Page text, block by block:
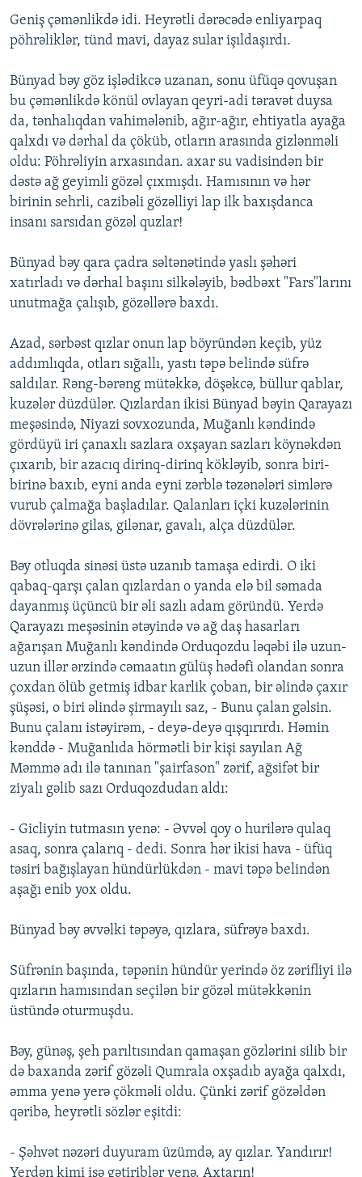
Geniş çəmənlikdə idi. Heyrətli dərəcədə enliyarpaq
pöhrəliklər, tünd mavi, dayaz sular işıldaşırdı.
Bünyad bəy göz işlədikcə uzanan, sonu üfüqə qovuşan
bu çəmənlikdə könül ovlayan qeyri-adi təravət duysa
da, tənhalıqdan vahimələnib, ağır-ağır, ehtiyatla ayağa
qalxdı və dərhal da çöküb, otların arasında gizlənməli
oldu: Pöhrəliyin arxasından. axar su vadisindən bir
dəstə ağ geyimli gözəl çıxmışdı. Hamısının və hər
birinin sehrli, cazibəli gözəlliyi lap ilk baxışdanca
insanı sarsıdan gözəl quzlar!
Bünyad bəy qara çadra səltənətində yaslı şəhəri
xatırladı və dərhal başını silkələyib, bədbəxt "Fars"larını
unutmağa çalışıb, gözəllərə baxdı.
Azad, sərbəst qızlar onun lap böyründən keçib, yüz
addımlıqda, otları sığallı, yastı təpə belində süfrə
saldılar. Rəng-bərəng mütəkkə, döşəkcə, büllur qablar,
kuzələr düzdülər. Qızlardan ikisi Bünyad bəyin Qarayazı
meşəsində, Niyazi sovxozunda, Muğanlı kəndində
gördüyü iri çanaxlı sazlara oxşayan sazları köynəkdən
çıxarıb, bir azacıq dirinq-dirinq kökləyib, sonra biri-
birinə baxıb, eyni anda eyni zərblə təzənələri simlərə
vurub çalmağa başladılar. Qalanları içki kuzələrinin
dövrələrinə gilas, gilənar, gavalı, alça düzdülər.
Bəy otluqda sinəsi üstə uzanıb tamaşa edirdi. O iki
qabaq-qarşı çalan qızlardan o yanda elə bil səmada
dayanmış üçüncü bir əli sazlı adam göründü. Yerdə
Qarayazı meşəsinin ətəyində və ağ daş hasarları
ağarışan Muğanlı kəndində Orduqozdu ləqəbi ilə uzun-
uzun illər ərzində cəmaatın gülüş hədəfi olandan sonra
çoxdan ölüb getmiş idbar karlik çoban, bir əlində çaxır
şüşəsi, o biri əlində şirmayılı saz, - Bunu çalan gəlsin.
Bunu çalanı istəyirəm, - deyə-deyə qışqırırdı. Həmin
kənddə - Muğanlıda hörmətli bir kişi sayılan Ağ
Məmmə adı ilə tanınan "şairfason" zərif, ağsifət bir
ziyalı gəlib sazı Orduqozdudan aldı:
- Gicliyin tutmasın yenə: - Əvvəl qoy o hurilərə qulaq
asaq, sonra çalarıq - dedi. Sonra hər ikisi hava - üfüq
təsiri bağışlayan hündürlükdən - mavi təpə belindən
aşağı enib yox oldu.
Bünyad bəy əvvəlki təpəyə, qızlara, süfrəyə baxdı.
Süfrənin başında, təpənin hündür yerində öz zərifliyi ilə
qızların hamısından seçilən bir gözəl mütəkkənin
üstündə oturmuşdu.
Bəy, günəş, şeh parıltısından qamaşan gözlərini silib bir
də baxanda zərif gözəli Qumrala oxşadıb ayağa qalxdı,
əmma yenə yerə çökməli oldu. Çünki zərif gözəldən
qəribə, heyrətli sözlər eşitdi:
- Şəhvət nəzəri duyuram üzümdə, ay qızlar. Yandırır!
Yerdən kimi isə gətiriblər yenə. Axtarın!